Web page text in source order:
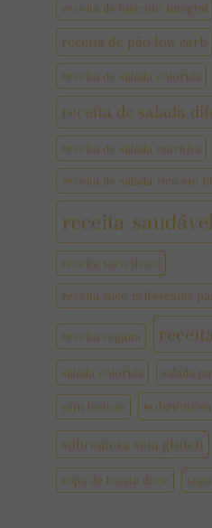
receita de biscoito integral
receita de pão low carb
receita de salada colorida
receita de salada
receita de salada nutritiva
receita de salada rica em
receita saudável
receita suco detox
receita suco refrescante
receita vegana
salada colorida salada
sem lactose
sobremesa sem gluten
sopa de batata doce